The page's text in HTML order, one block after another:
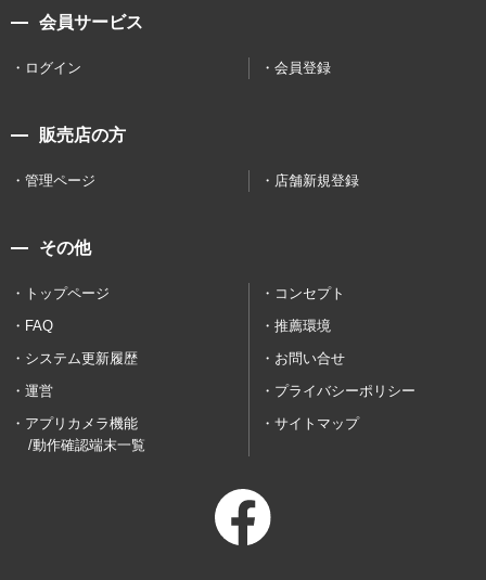
会員サービス
ログイン 会員登録
販売店の方
管理ページ 店舗新規登録
その他
トップページ
コンセプト
FAQ
推薦環境
システム更新履歴
お問い合せ
運営
プライバシーポリシー
アプリカメラ機能
/動作確認端末一覧
サイトマップ